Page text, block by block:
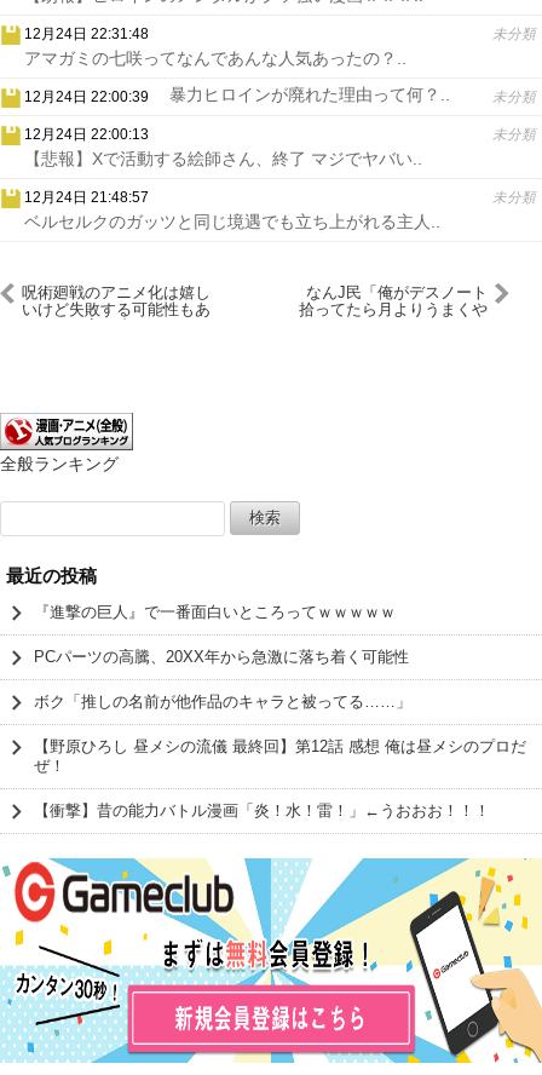
12月24日 22:31:48 未分類
アマガミの七咲ってなんであんな人気あったの？..
12月24日 22:00:39 未分類
暴力ヒロインが廃れた理由って何？..
12月24日 22:00:13 未分類
【悲報】Xで活動する絵師さん、終了 マジでヤバい..
12月24日 21:48:57 未分類
ベルセルクのガッツと同じ境遇でも立ち上がれる主人..
呪術廻戦のアニメ化は嬉し
いけど失敗する可能性もあ
なんJ民「俺がデスノート
拾ってたら月よりうまくや
全般ランキング
索:
最近の投稿
『進撃の巨人』で一番面白いところってｗｗｗｗｗ
PCパーツの高騰、20XX年から急激に落ち着く可能性
ボク「推しの名前が他作品のキャラと被ってる……」
【野原ひろし 昼メシの流儀 最終回】第12話 感想 俺は昼メシのプロだ
ぜ！
【衝撃】昔の能力バトル漫画「炎！水！雷！」←うおおお！！！